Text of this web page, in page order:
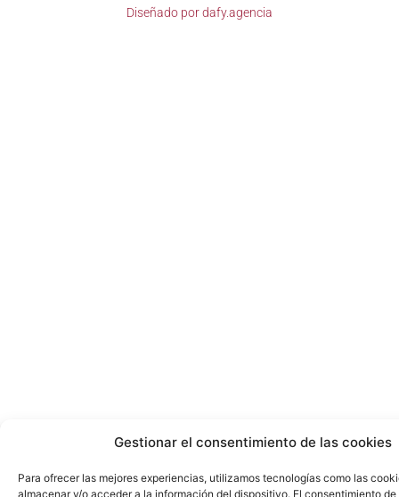
Gestionar el consentimiento de las cookies
Para ofrecer las mejores experiencias, utilizamos tecnologías como las
almacenar y/o acceder a la información del dispositivo. El consentimiento
Diseñado pordafy.agencia